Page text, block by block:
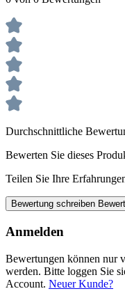
Durchschnittliche
Bewerten Sie dieses
Teilen Sie Ihre
Bewertung schreiben
Anmelden
Bewertungen können nur
werden. Bitte loggen Sie
Account. Neuer Kunde?